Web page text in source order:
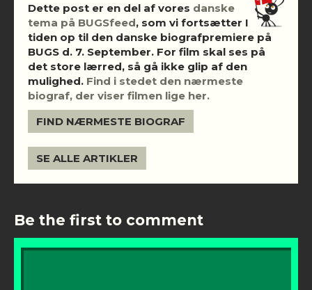
Dette post er en del af vores danske
tema på BUGSfeed, som vi fortsætter I
tiden op til den danske biografpremiere på
BUGS d. 7. September. For film skal ses på
det store lærred, så gå ikke glip af den
mulighed. Find i stedet den nærmeste
biograf, der viser filmen lige her.
FIND NÆRMESTE BIOGRAF
SE ALLE ARTIKLER
Be the first to comment